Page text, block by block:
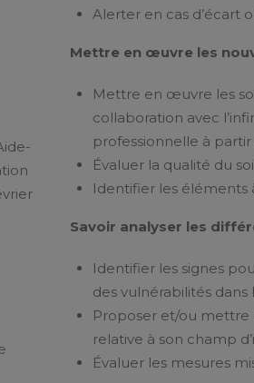
Alerter en cas d’écart
Mettre en œuvre les
Mettre en œuvre les
collaboration avec
professionnelle à
Évaluer la qualité du
Identifier les éléments
Savoir analyser les
Identifier les signes
des vulnérabilités
Proposer et/ou
relative à son champ
Évaluer les mesures